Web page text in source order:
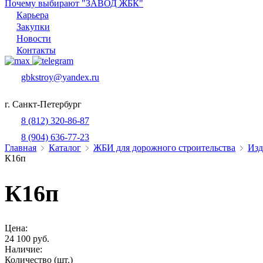
Почему выбирают "ЗАВОД ЖБК"
Карьера
Закупки
Новости
Контакты
gbkstroy@yandex.ru
г. Санкт-Петербург
8 (812) 320-86-87
8 (904) 636-77-23
Главная
Каталог ЖБИ для дорожного строительства
К16п
К16п
Цена:
24 100 руб.
Наличие:
Количество (шт.)